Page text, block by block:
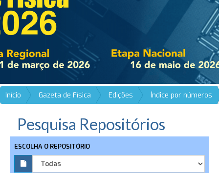
Início Gazeta de Física Edições Índice por números
Pesquisa Repositórios
ESCOLHA O REPOSITÓRIO